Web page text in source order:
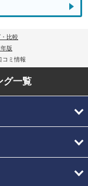
比較
版
コミ情報
グ一覧